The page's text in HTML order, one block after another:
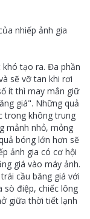
nhiếp ảnh gia
tạo ra. Đa phần
sẽ vỡ tan khi rơi
ít thì may mắn giữ
giá". Những quả
trong không trung
mảnh nhỏ, mỏng
bóng lớn hơn sẽ
ảnh gia có cơ hội
giá vào máy ảnh.
cầu băng giá với
sò điệp, chiếc lông
giữa thời tiết lạnh